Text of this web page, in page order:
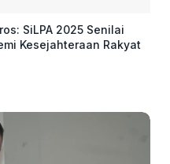
SiLPA 2025 Senilai
Kesejahteraan Rakyat